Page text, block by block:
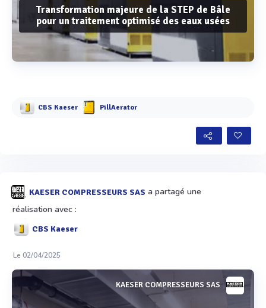
Transformation majeure de la STEP de Bâle
pour un traitement optimisé des eaux usées
Voir plus
CBS Kaeser PillAerator
KAESER COMPRESSEURS SAS a partagé une
réalisation avec :
CBS Kaeser
Le 02/04/2025
KAESER COMPRESSEURS SAS